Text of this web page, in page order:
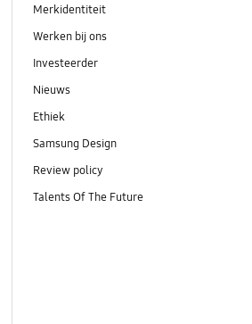
Merkidentiteit
Werken bij ons
Investeerder
Nieuws
Ethiek
Samsung Design
Review policy
Talents Of The Future